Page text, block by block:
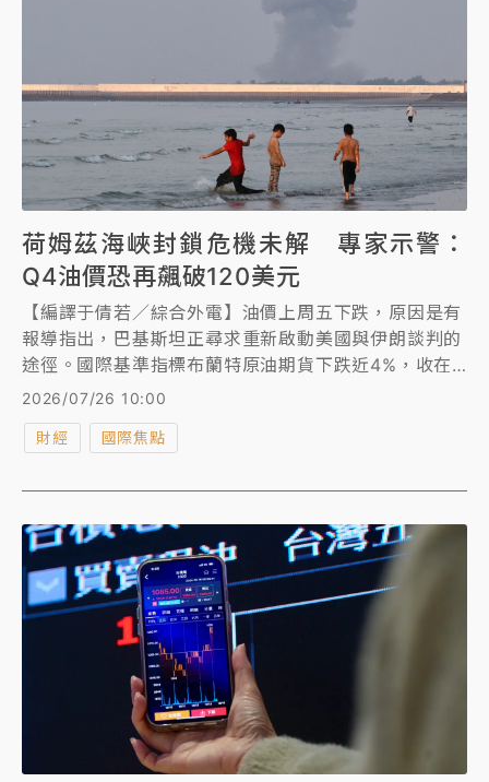
荷姆茲海峽封鎖危機未解 專家示警：
Q4油價恐再飆破120美元
【編譯于倩若／綜合外電】油價上周五下跌，原因是有
報導指出，巴基斯坦正尋求重新啟動美國與伊朗談判的
途徑。國際基準指標布蘭特原油期貨下跌近4%，收在
每桶96.78美元；美國西德州原油（WTI）期貨下跌
坦推動重啟美伊談判的努力獲得中國支持。 上周布蘭
Sachs）認為，如果荷姆茲海峽（Strait of Hormuz）
的石油運輸中斷未能很快緩解，原油價格可能重新回到
每桶100美元以上。這家投資銀行的分析師估計，如果
這條關鍵水道持續受阻，作為全球基準油價的布蘭特原
油今年第4季可能突破每桶120美元，明年全年均價則
可能超過每桶100美元。
2026/07/26 10:00
財經 國際焦點